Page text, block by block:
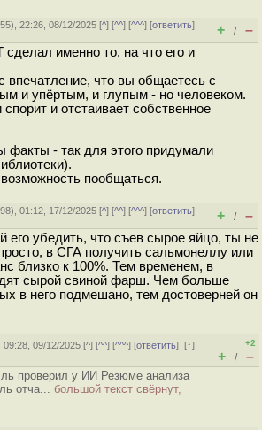
), 22:26, 08/12/2025 [^] [^^] [^^^] [ответить]
+ / –
сделал именно то, на что его и
впечатление, что вы общаетесь с
и упёртым, и глупым - но человеком.
и отстаивает собственное
факты - так для этого придумали
пообщаться.
), 01:12, 17/12/2025 [^] [^^] [^^^] [ответить]
+ / –
его убедить, что съев сырое яйцо, ты не
в СГА получить сальмонеллу или
близко к 100%. Тем временем, в
сырой свиной фарш. Чем больше
в него подмешано, тем достоверней он
09:28, 09/12/2025 [^] [^^] [^^^] [ответить][↑]
+2
+ / –
проверил у ИИ Резюме анализа
отча... большой текст свёрнут,